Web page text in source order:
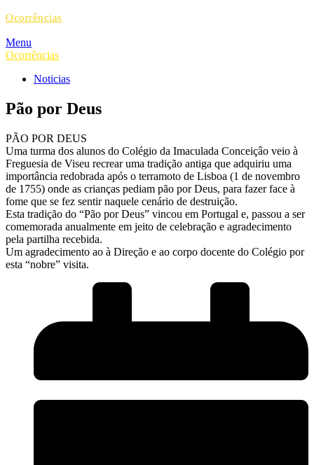
Ocorrências
Menu
Ocorrências
Noticias
Pão por Deus
PÃO POR DEUS
Uma turma dos alunos do Colégio da Imaculada Conceiçâo veio à
Freguesia de Viseu recrear uma tradição antiga que adquiriu uma
importância redobrada após o terramoto de Lisboa (1 de novembro
de 1755) onde as crianças pediam pão por Deus, para fazer face à
fome que se fez sentir naquele cenário de destruição.
Esta tradição do “Pão por Deus” vincou em Portugal e, passou a ser
comemorada anualmente em jeito de celebração e agradecimento
pela partilha recebida.
Um agradecimento ao à Direção e ao corpo docente do Colégio por
esta “nobre” visita.